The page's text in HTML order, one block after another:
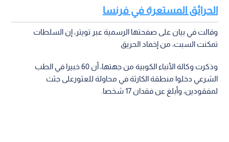
الحرائق المستعرة في فرنسا
وقالت في بيان على صفحتها الرسمية عبر تويتر، إن السلطات
تمكنت السبت، من إخماد الحريق
وذكرت وكالة الأنباء الكوبية من جهتها، أن 60 خبيرا في الطب
الشرعي دخلوا منطقة الكارثة في محاولة للعثورعلى جثث
لمفقودين، وأبلغ عن فقدان 17 شخصا.